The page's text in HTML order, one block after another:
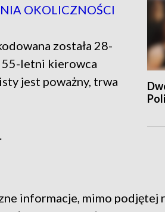
OKOLICZNOŚCI
została 28-
55-letni kierowca
jest poważny, trwa
informacje, mimo podjętej